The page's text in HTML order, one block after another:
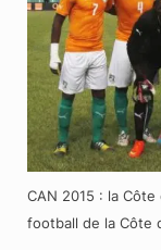
CAN 2015 : la Côte
football de la Côte